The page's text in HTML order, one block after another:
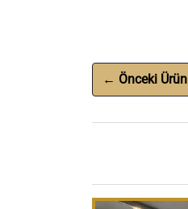
← Önceki Ürün